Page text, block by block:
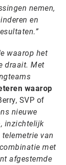
nemen,
en
waarop het
draait. Met
waarop
SVP of
nieuwe
inzichtelijk
van
met
afgestemde